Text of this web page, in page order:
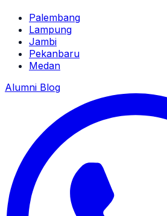
Palembang
Lampung
Jambi
Pekanbaru
Medan
Alumni Blog